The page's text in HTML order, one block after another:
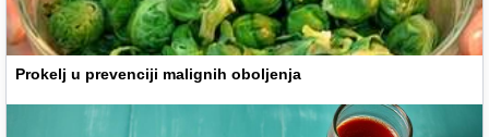
Prokelj u prevenciji malignih oboljenja